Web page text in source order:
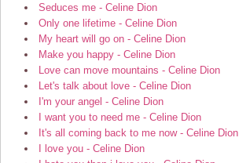
Seduces me - Celine Dion
Only one lifetime - Celine Dion
My heart will go on - Celine Dion
Make you happy - Celine Dion
Love can move mountains - Celine Dion
Let's talk about love - Celine Dion
I'm your angel - Celine Dion
I want you to need me - Celine Dion
It's all coming back to me now - Celine Dion
I love you - Celine Dion